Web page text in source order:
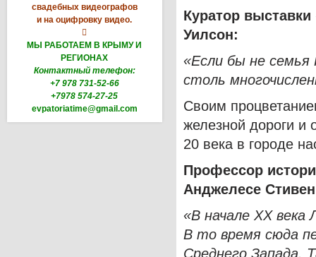
свадебных видеографов
и на оцифровку видео.

МЫ РАБОТАЕМ В КРЫМУ И
РЕГИОНАХ
Контактный телефон:
+7 978 731-52-66
+7978 574-27-25
evpatoriatime@gmail.com
Куратор
Уилсон:
«Если бы не семья
столь
Своим
железной дороги и
20 века в городе
Профессор
Анджелесе
«В начале XXвека
В то время сюда
Среднего Запада.